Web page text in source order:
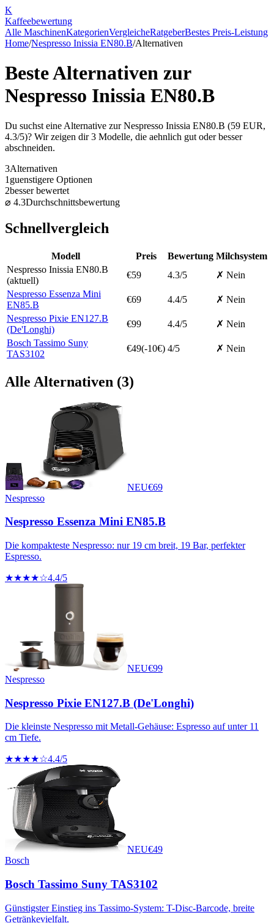
K
Kaffeebewertung
Alle MaschinenKategorienVergleicheRatgeberBestes Preis-Leistung
Home/Nespresso Inissia EN80.B/Alternativen
Beste Alternativen zur
Nespresso Inissia EN80.B
Du suchst eine Alternative zurNespresso Inissia EN80.B (59 EUR,
4.3/5)? Wir zeigen dir3 Modelle, die aehnlich gut oder besser
abschneiden.
3Alternativen
1 guenstigere Optionen
2besser bewertet
⌀ 4.3Durchschnittsbewertung
Schnellvergleich
Modell Preis Bewertung Milchsystem
Nespresso Inissia EN80.B
(aktuell)
€59 4.3/5
✗ Nein
Nespresso Essenza Mini
EN85.B
€69 4.4/5
✗ Nein
Nespresso Pixie EN127.B
(De'Longhi)
€99 4.4/5
✗ Nein
Bosch Tassimo Suny
TAS3102
€49(-10€) 4/5 ✗ Nein
Alle Alternativen (3)
NEU€69
Nespresso
Nespresso Essenza Mini EN85.B
Die kompakteste Nespresso: nur 19 cm breit, 19 Bar, perfekter
Espresso.
★★★★☆4.4/5
NEU€99
Nespresso
Nespresso Pixie EN127.B (De'Longhi)
Die kleinste Nespresso mit Metall-Gehäuse: Espresso auf unter 11
cm Tiefe.
★★★★☆4.4/5
NEU€49
Bosch
Bosch Tassimo Suny TAS3102
Günstigster Einstieg ins Tassimo-System: T-Disc-Barcode, breite
Getränkevielfalt.